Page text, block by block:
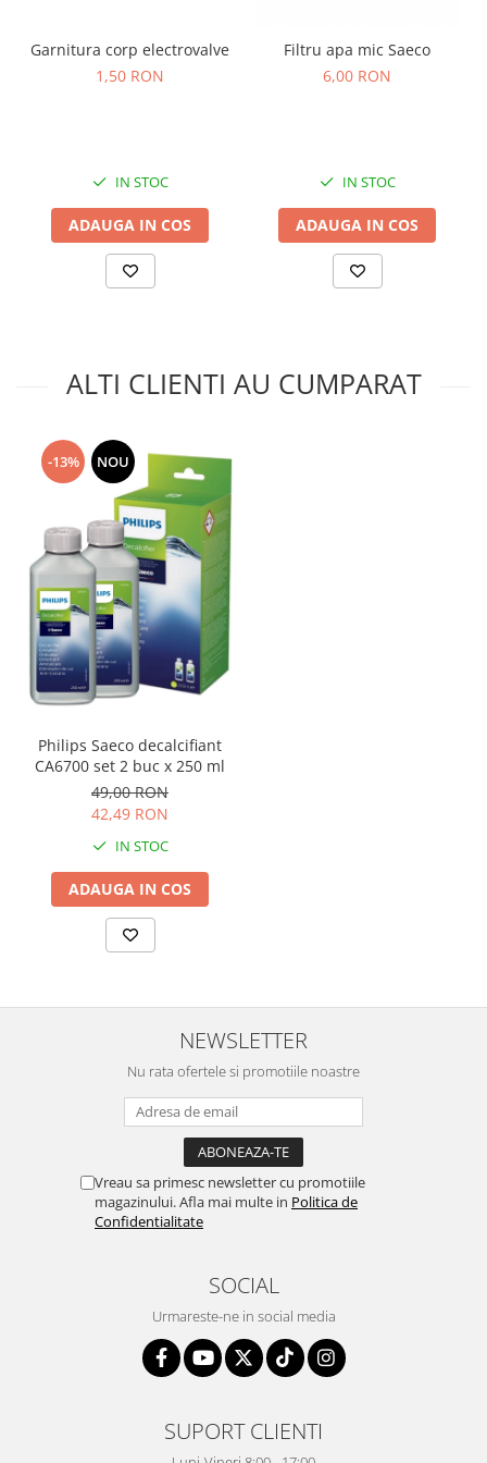
Garnitura corp electrovalve
1,50 RON
IN STOC
ADAUGA IN COS
Filtru apa mic Saeco
6,00 RON
IN STOC
ADAUGA IN COS
ALTI CLIENTI AU CUMPARAT
-13% NOU
Philips Saeco decalcifiant
CA6700 set 2 buc x 250 ml
49,00 RON
42,49 RON
IN STOC
ADAUGA IN COS
NEWSLETTER
Nu rata ofertele si promotiile noastre
Vreau sa primesc newsletter cu promotiile
magazinului. Afla mai multe in Politica de
Confidentialitate
SOCIAL
Urmareste-ne in social media
SUPORT CLIENTI